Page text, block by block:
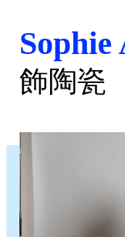
Sophie
飾陶瓷